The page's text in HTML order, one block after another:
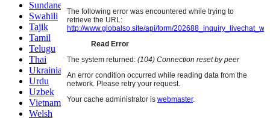
Sundanese
Swahili
Tajik
Tamil
Telugu
Thai
Ukrainian
Urdu
Uzbek
Vietnamese
Welsh